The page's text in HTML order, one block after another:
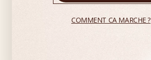
COMMENT CA MARCHE ?